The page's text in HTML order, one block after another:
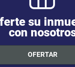
su
con
OFERTAR